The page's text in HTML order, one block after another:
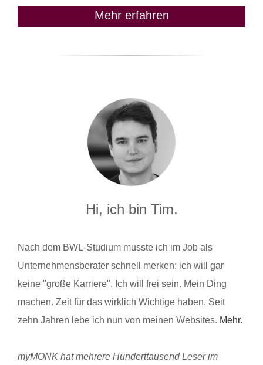
Mehr erfahren
Hi, ich bin Tim.
Nach dem BWL-Studium musste ich im Job als
Unternehmensberater schnell merken: ich will gar
keine "große Karriere". Ich will frei sein. Mein Ding
machen. Zeit für das wirklich Wichtige haben. Seit
zehn Jahren lebe ich nun von meinen Websites. Mehr.
myMONK hat mehrere Hunderttausend Leser im